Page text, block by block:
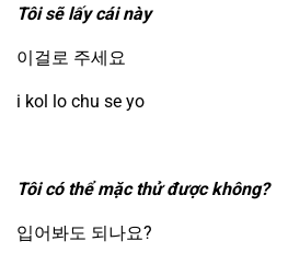
Tôi sẽ lấy cái này
이걸로 주세요
i kol lo chu se yo
Tôi có thể mặc thử được không?
입어봐도 되나요?